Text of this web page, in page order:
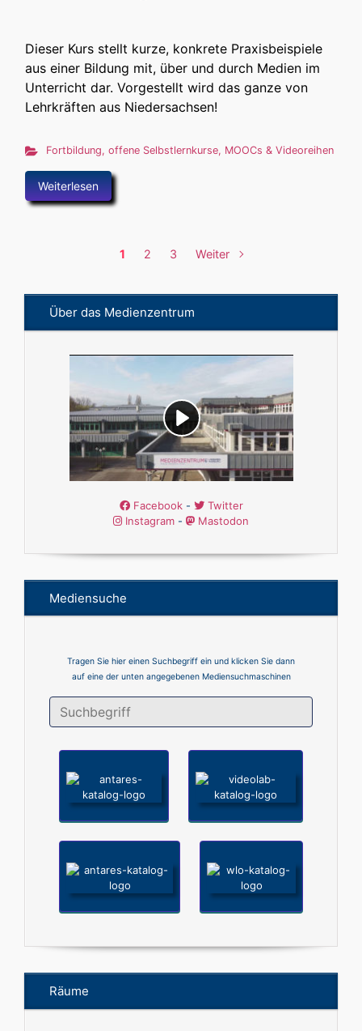
Dieser Kurs stellt kurze, konkrete Praxisbeispiele
aus einer Bildung mit, über und durch Medien im
Unterricht dar. Vorgestellt wird das ganze von
Lehrkräften aus Niedersachsen!
Fortbildung, offene Selbstlernkurse, MOOCs & Videoreihen
Weiterlesen
1 2 3 Weiter
Über das Medienzentrum
Facebook-
Twitter
Instagram - Mastodon
Mediensuche
Tragen Sie hier einen Suchbegriff ein und klicken Sie dann
auf eine der unten angegebenen Mediensuchmaschinen
Räume